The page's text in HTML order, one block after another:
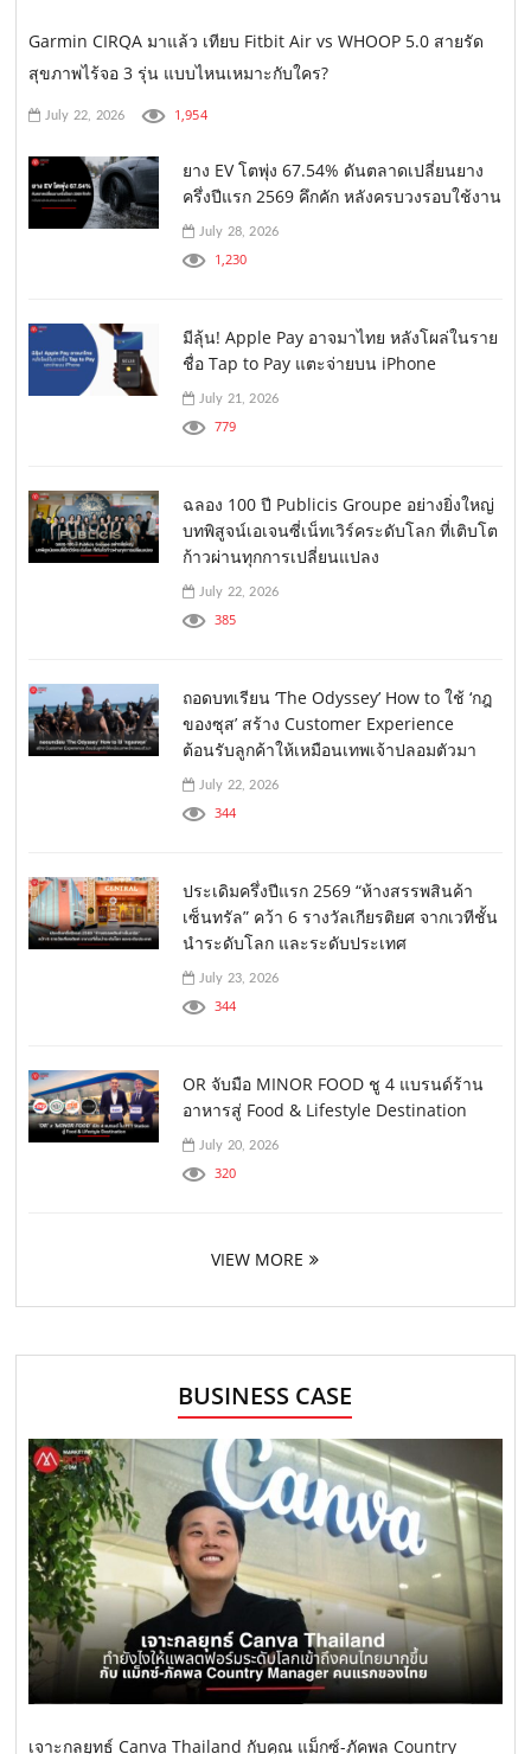
Garmin CIRQA มาแล้ว เทียบ Fitbit Air vs WHOOP 5.0 สายรัด
สุขภาพไร้จอ 3 รุ่น แบบไหนเหมาะกับใคร?
July 22, 2026 1,954
ยาง EV โตพุ่ง 67.54% ดันตลาดเปลี่ยนยาง
ครึ่งปีแรก 2569 คึกคัก หลังครบวงรอบใช้งาน
July 28, 2026
1,230
มีลุ้น! Apple Pay อาจมาไทย หลังโผล่ในราย
ชื่อ Tap to Pay แตะจ่ายบน iPhone
July 21, 2026
779
ฉลอง 100 ปี Publicis Groupe อย่างยิ่งใหญ่
บทพิสูจน์เอเจนซี่เน็ทเวิร์คระดับโลก ที่เติบโต
ก้าวผ่านทุกการเปลี่ยนแปลง
July 22, 2026
385
ถอดบทเรียน ‘The Odyssey’ How to ใช้ ‘กฎ
ของซุส’ สร้าง Customer Experience
ต้อนรับลูกค้าให้เหมือนเทพเจ้าปลอมตัวมา
July 22, 2026
344
ประเดิมครึ่งปีแรก 2569 “ห้างสรรพสินค้า
เซ็นทรัล” คว้า 6 รางวัลเกียรติยศ จากเวทีชั้น
นำระดับโลก และระดับประเทศ
July 23, 2026
344
OR จับมือ MINOR FOOD ชู 4 แบรนด์ร้าน
อาหารสู่ Food & Lifestyle Destination
July 20, 2026
320
VIEW MORE
BUSINESS CASE
เจาะกลยุทธ์ Canva Thailand กับคุณ แม็กซ์-ภัคพล Country